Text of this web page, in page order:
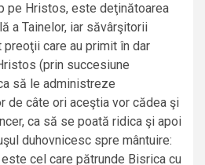
pe Hristos, este deţinătoarea
a Tainelor, iar săvârşitorii
preoţii care au primit în dar
(prin succesiune
să le administreze
de câte ori aceştia vor cădea şi
ca să se poată ridica şi apoi
duhovnicesc spre mântuire:
este cel care pătrunde Bisrica cu